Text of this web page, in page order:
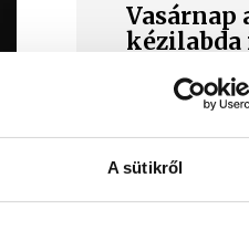
A sütikről
Vasárnap
kézilabda
Két kiemelt
Veszprém. Az
Napja a
tölti meg
a délután
Tour de
verseny.